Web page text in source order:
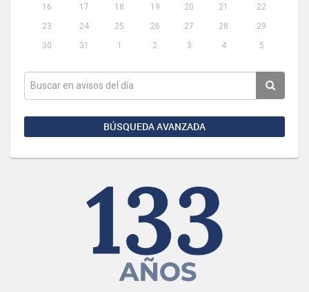
16
17 18 19 20 21
22
23
24 25 26 27 28
29
30
31 1 2 3 4 5
BÚSQUEDA AVANZADA